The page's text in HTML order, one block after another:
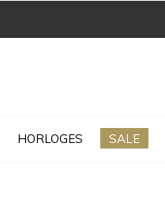
HORLOGES SALE